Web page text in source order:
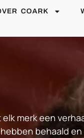
COARK
merk een
behaald